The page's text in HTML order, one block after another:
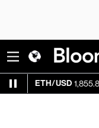
1,855.855 -0.62%